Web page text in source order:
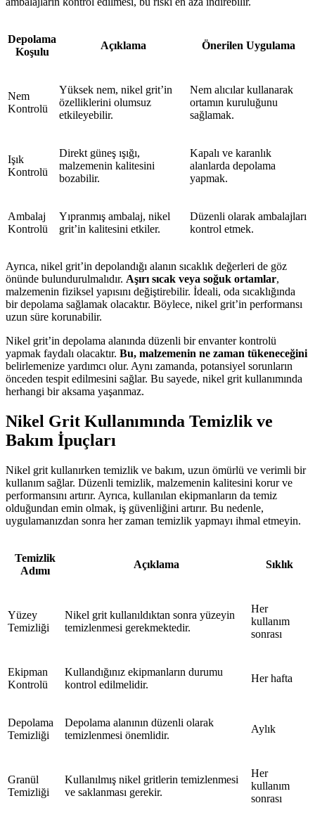
Depolama
Koşulu
Açıklama Önerilen Uygulama
Nem
Kontrolü
Yüksek nem, nikel grit’in
özelliklerini olumsuz
etkileyebilir.
Nem alıcılar kullanarak
ortamın kuruluğunu
sağlamak.
Işık
Kontrolü
Direkt güneş ışığı,
malzemenin kalitesini
bozabilir.
Kapalı ve karanlık
alanlarda depolama
yapmak.
Ambalaj
Kontrolü
Yıpranmış ambalaj, nikel
grit’in kalitesini etkiler.
Düzenli olarak ambalajları
kontrol etmek.
Ayrıca, nikel grit’in depolandığı alanın sıcaklık değerleri de göz
önünde bulundurulmalıdır. Aşırı sıcak veya soğuk ortamlar,
malzemenin fiziksel yapısını değiştirebilir. İdeali, oda sıcaklığında
bir depolama sağlamak olacaktır. Böylece, nikel grit’in performansı
uzun süre korunabilir.
Nikel grit’in depolama alanında düzenli bir envanter kontrolü
yapmak faydalı olacaktır. Bu, malzemenin ne zaman tükeneceğini
belirlemenize yardımcı olur. Aynı zamanda, potansiyel sorunların
önceden tespit edilmesini sağlar. Bu sayede, nikel grit kullanımında
herhangi bir aksama yaşanmaz.
Nikel Grit Kullanımında Temizlik ve
Bakım İpuçları
Nikel grit kullanırken temizlik ve bakım, uzun ömürlü ve verimli bir
kullanım sağlar. Düzenli temizlik, malzemenin kalitesini korur ve
performansını artırır. Ayrıca, kullanılan ekipmanların da temiz
olduğundan emin olmak, iş güvenliğini artırır. Bu nedenle,
uygulamanızdan sonra her zaman temizlik yapmayı ihmal etmeyin.
Temizlik
Adımı
Açıklama Sıklık
Yüzey
Temizliği
Nikel grit kullanıldıktan sonra yüzeyin
temizlenmesi gerekmektedir.
Her
kullanım
sonrası
Ekipman
Kontrolü
Kullandığınız ekipmanların durumu
kontrol edilmelidir.
Her hafta
Depolama
Temizliği
Depolama alanının düzenli olarak
temizlenmesi önemlidir.
Aylık
Granül
Temizliği
Kullanılmış nikel gritlerin temizlenmesi
ve saklanması gerekir.
Her
kullanım
sonrası